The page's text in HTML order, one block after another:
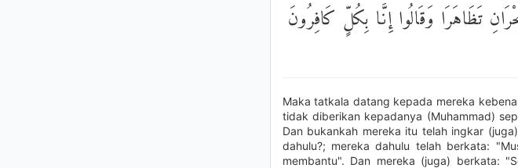
تَظَاهَرَا وَقَالُوا إِنَّا بِكُلٍّ كَافِرُونَ
Maka tatkala datang kepada mereka
tidak diberikan kepadanya (Muhammad)
Dan bukankah mereka itu telah ingkar
dahulu?; mereka dahulu telah berkata:
membantu". Dan mereka (juga) berkata: